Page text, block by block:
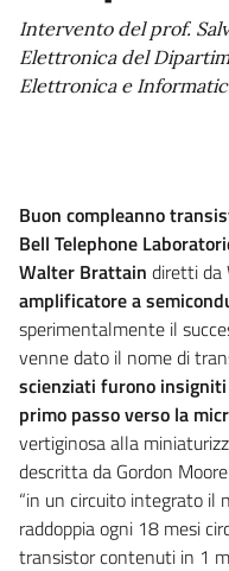
Intervento del prof.
Elettronica del
Elettronica e
Buon compleanno
Bell Telephone
Walter Brattain diretti da
amplificatore a
sperimentalmente il
venne dato il nome di
scienziati furono
primo passo verso la
vertiginosa alla
descritta da Gordon
“in un circuito integrato il
raddoppia ogni 18 mesi
transistor contenuti in 1